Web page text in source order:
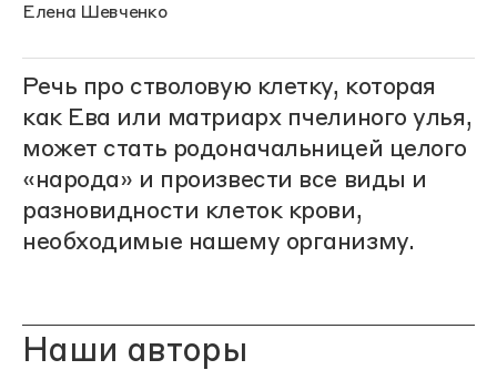
Елена Шевченко
Речь про стволовую клетку, которая
как Ева или матриарх пчелиного улья,
может стать родоначальницей целого
«народа» и произвести все виды и
разновидности клеток крови,
необходимые нашему организму.
Наши авторы